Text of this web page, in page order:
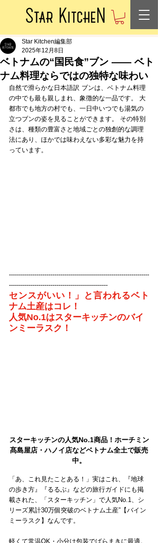
ベトナムの“国民食”ブン —— ベト
ナム料理ならではの独特な味わい
Star Kitchen編集部
2025年12月8日
自然で滑らかな日本語訳 ブンは、ベトナム料理
の中でも最も親しまれ、象徴的な一品です。 大
都市でも地方の村でも、一日中いつでも湯気の
立つブンの姿を見ることができます。 その特別
さは、種類の豊富さと地域ごとの独創的な調理
法にあり、ほかでは味わえない多彩な魅力を持
っています。
-----------------------------------------------------------------------
--------------------------------------------------
センスがいい！」と言われるベト
ナム土産はコレ！
人気No.1はスターキッチンのバイ
ンミーラスク！
スターキッチンの人気No.1商品！ホーチミン
髙島屋店・ハノイ店などベトナム全土で販売
中。
「あ、これ見たことある！」実はこれ、『地球
の歩き方』『るるぶ』などの旅行ガイドにも掲
載された、「スターキッチン」で人気No.1、シ
リーズ累計30万個突破のベトナム土産”【バイン
ミーラスク】なんです。
軽くて常温OK・小分け包装でばらまきに最適。